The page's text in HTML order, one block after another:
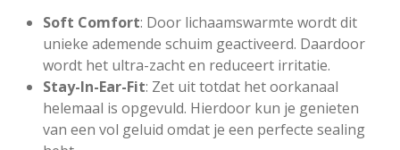
Soft Comfort: Door lichaamswarmte wordt dit
unieke ademende schuim geactiveerd. Daardoor
wordt het ultra-zacht en reduceert irritatie.
Stay-In-Ear-Fit: Zet uit totdat het oorkanaal
helemaal is opgevuld. Hierdoor kun je genieten
van een vol geluid omdat je een perfecte sealing